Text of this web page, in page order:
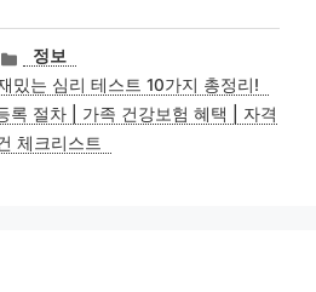
카
테
고
리
정보
밌는 심리 테스트 10가지 총정리!
록 절차 | 가족 건강보험 혜택 | 자격
체크리스트